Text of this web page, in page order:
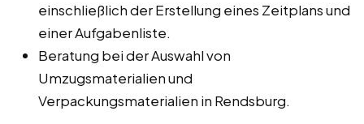
einschließlich der Erstellung eines Zeitplans und
einer Aufgabenliste.
Beratung bei der Auswahl von
Umzugsmaterialien und
Verpackungsmaterialien in Rendsburg.